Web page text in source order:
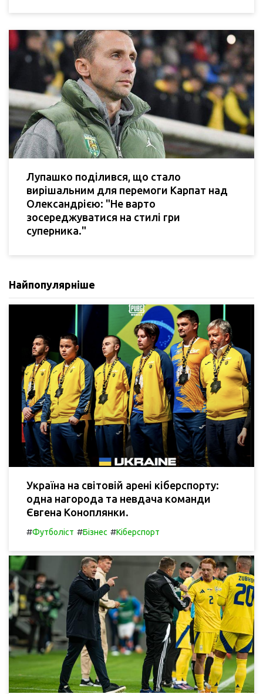
Лупашко поділився, що стало
вирішальним для перемоги Карпат над
Олександрією: "Не варто
зосереджуватися на стилі гри
суперника."
Найпопулярніше
Україна на світовій арені кіберспорту:
одна нагорода та невдача команди
Євгена Коноплянки.
#Футболіст #Бізнес #Кіберспорт